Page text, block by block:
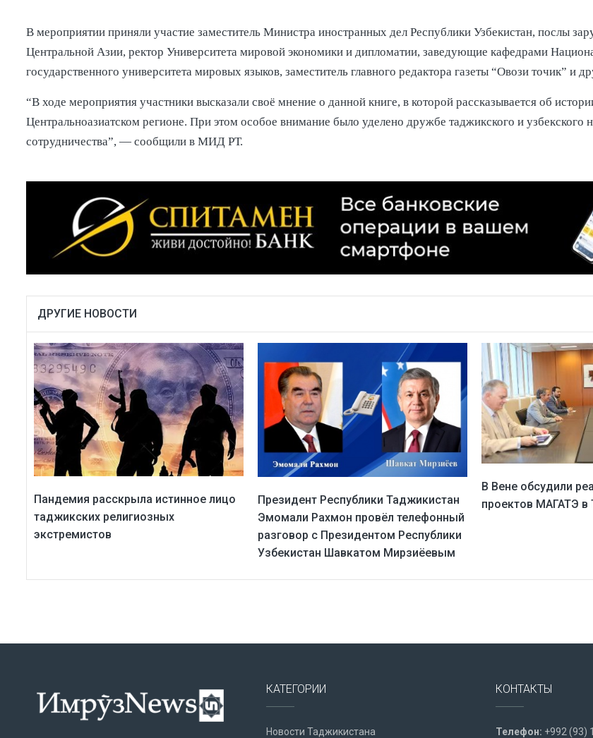
В мероприятии приняли участие заместитель Министра иностранных дел Республики Узбекистан, послы
Центральной Азии, ректор Университета мировой экономики и дипломатии, заведующие кафедрами
государственного университета мировых языков, заместитель главного редактора газеты “Овози точик” и
“В ходе мероприятия участники высказали своё мнение о данной книге, в которой рассказывается об
Центральноазиатском регионе. При этом особое внимание было уделено дружбе таджикского и узбекского
сотрудничества”, — сообщили в МИД РТ.
ДРУГИЕ НОВОСТИ
Пандемия расскрыла истинное лицо
таджикских религиозных
экстремистов
Президент Республики Таджикистан
Эмомали Рахмон провёл телефонный
разговор с Президентом Республики
Узбекистан Шавкатом Мирзиёевым
В Вене обсудили
проектов МАГАТЭ в
КАТЕГОРИИ
Новости Таджикистана
КОНТАКТЫ
Телефон: +992 (93)